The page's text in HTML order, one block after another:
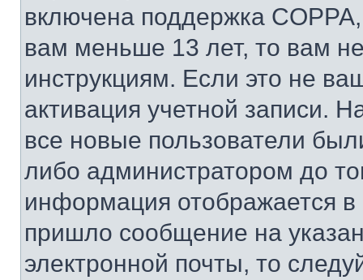
включена поддержка
вам меньше 13 лет, то вам
инструкциям. Если это не
активация учетной записи.
все новые пользователи
либо администратором до
информация отображается
пришло сообщение на
электронной почты, то